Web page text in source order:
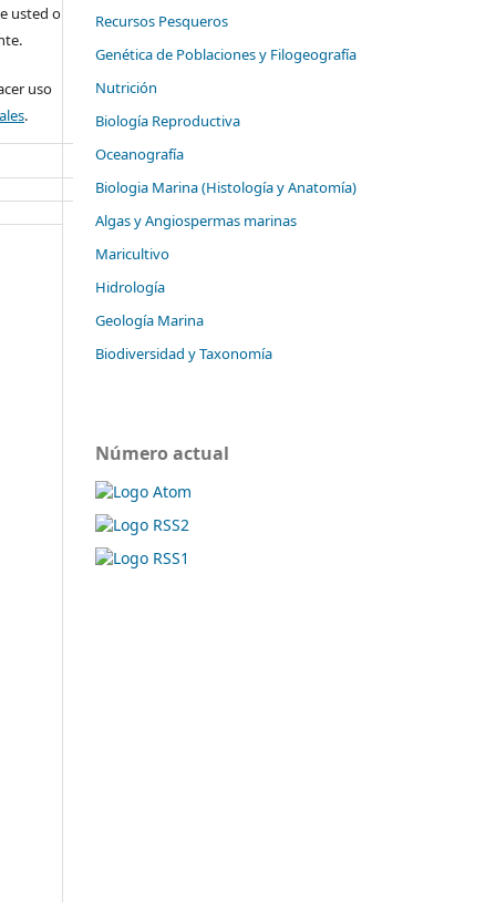
usted o
uso
.
Recursos Pesqueros
Genética de Poblaciones y Filogeografía
Nutrición
Biología Reproductiva
Oceanografía
Biologia Marina (Histología y Anatomía)
Algas y Angiospermas marinas
Maricultivo
Hidrología
Geología Marina
Biodiversidad y Taxonomía
Número actual